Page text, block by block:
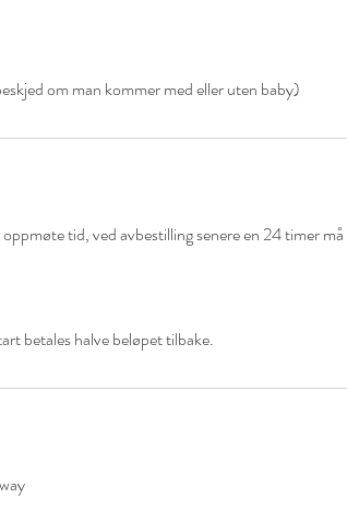
om man kommer med eller uten baby)
tid, ved avbestilling senere en 24 timer
betales halve beløpet tilbake.